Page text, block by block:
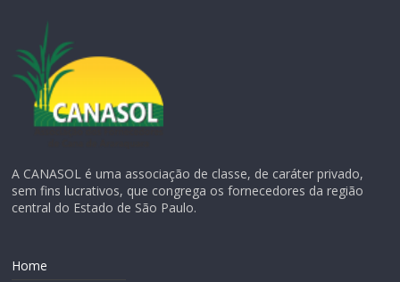
A CANASOL é uma associação de classe, de caráter privado,
sem fins lucrativos, que congrega os fornecedores da região
central do Estado de São Paulo.
Home